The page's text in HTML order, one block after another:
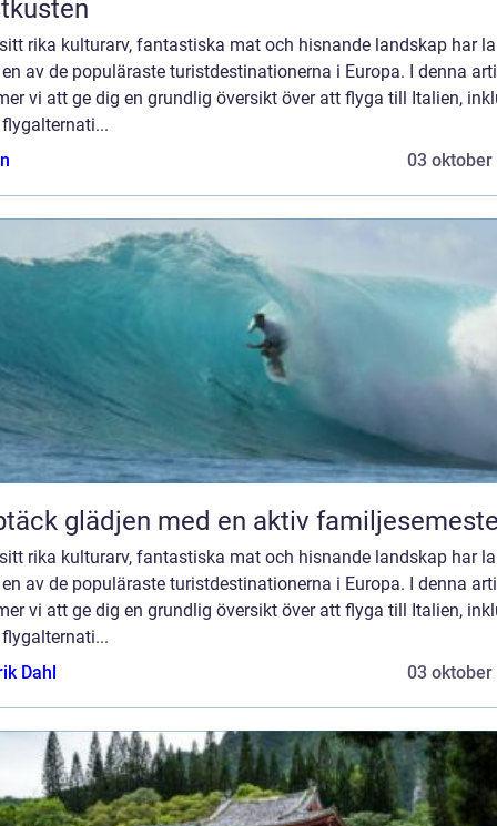
rika kulturarv, fantastiska mat och hisnande landskap har
av de populäraste turistdestinationerna i Europa. I denna
vi att ge dig en grundlig översikt över att flyga till Italien,
03 oktober
glädjen med en aktiv
rika kulturarv, fantastiska mat och hisnande landskap har
av de populäraste turistdestinationerna i Europa. I denna
vi att ge dig en grundlig översikt över att flyga till Italien,
Dahl
03 oktober